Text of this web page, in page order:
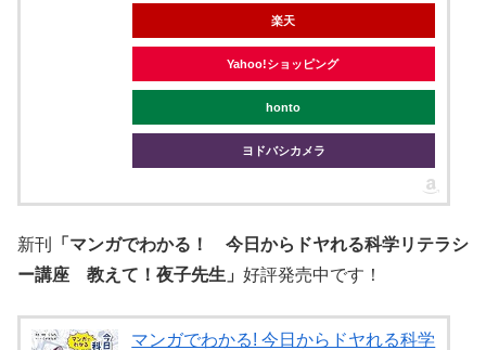
楽天
Yahoo!ショッピング
honto
ヨドバシカメラ
新刊
「マンガでわかる！ 今日からドヤれる科学リテラシ
ー講座 教えて！夜子先生」 好評発売中です！
マンガでわかる! 今日からドヤれる科学